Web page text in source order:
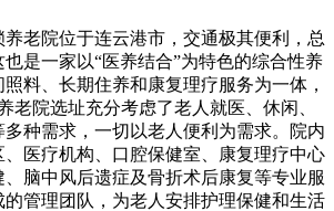
老院位于连云港市，交通极其便利，总
是一家以“医养结合”为特色的综合性养
料、长期住养和康复理疗服务为一体，
老院选址充分考虑了老人就医、休闲、
种需求，一切以老人便利为需求。院内
医疗机构、口腔保健室、康复理疗中心
脑中风后遗症及骨折术后康复等专业服
管理团队，为老人安排护理保健和生活